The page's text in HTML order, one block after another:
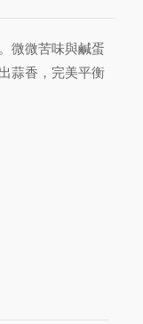
微微苦味與鹹蛋
蒜香，完美平衡